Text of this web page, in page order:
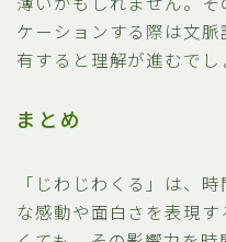
ケーションする際は文
有すると理解が進むでし
まとめ
「じわじわくる」は、
な感動や面白さを表現